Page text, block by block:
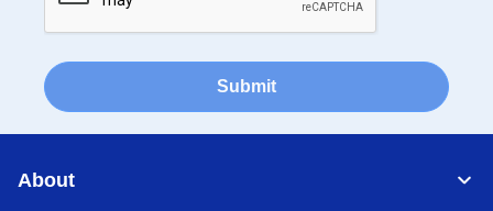
Submit
About